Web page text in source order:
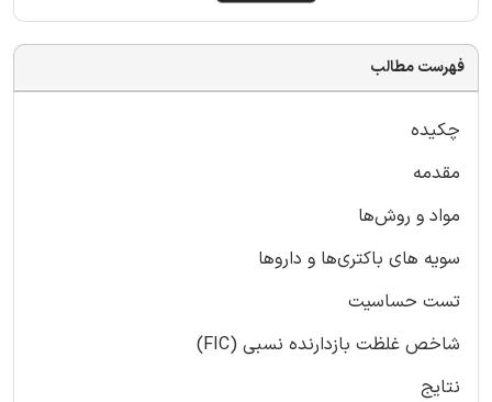
فهرست مطالب
چکیده
مقدمه
مواد و روش‌ها
سویه های باکتری‌ها و داروها
تست حساسیت
شاخص غلظت بازدارنده نسبی (FIC)
نتایج